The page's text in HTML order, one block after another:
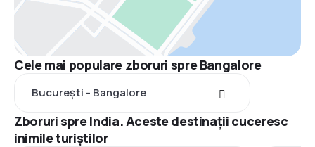
Cele mai populare zboruri spre Bangalore
București - Bangalore
Zboruri spre India. Aceste destinații cuceresc
inimile turiștilor